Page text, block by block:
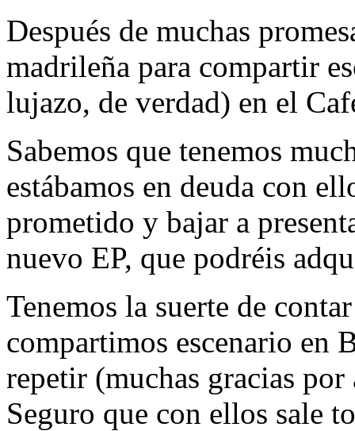
Después de muchas
madrileña para compartir
lujazo, de verdad) en el
Sabemos que tenemos
estábamos en deuda con
prometido y bajar a
nuevo EP, que podréis
Tenemos la suerte de
compartimos escenario en
repetir (muchas gracias
Seguro que con ellos sale